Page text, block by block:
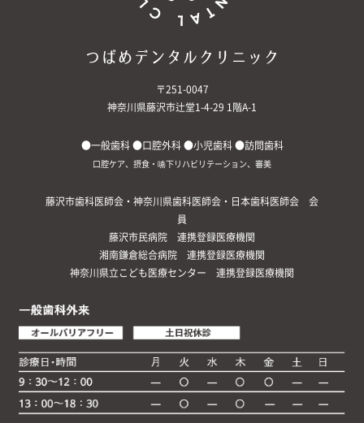
〒251-0047
神奈川県藤沢市辻堂1-4-29 1階A-1
●一般歯科 ●口腔外科 ●小児歯科 ●訪問歯科
口腔ケア、摂食・嚥下リハビリテーション、審美
藤沢市歯科医師会・神奈川県歯科医師会・日本歯科医師会 会
員
藤沢市民病院 連携登録医療機関
湘南鎌倉総合病院 連携登録医療機関
神奈川県立こども医療センター 連携登録医療機関